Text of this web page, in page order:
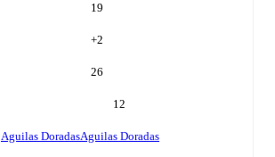
19
+2
26
12
Aguilas DoradasAguilas Doradas